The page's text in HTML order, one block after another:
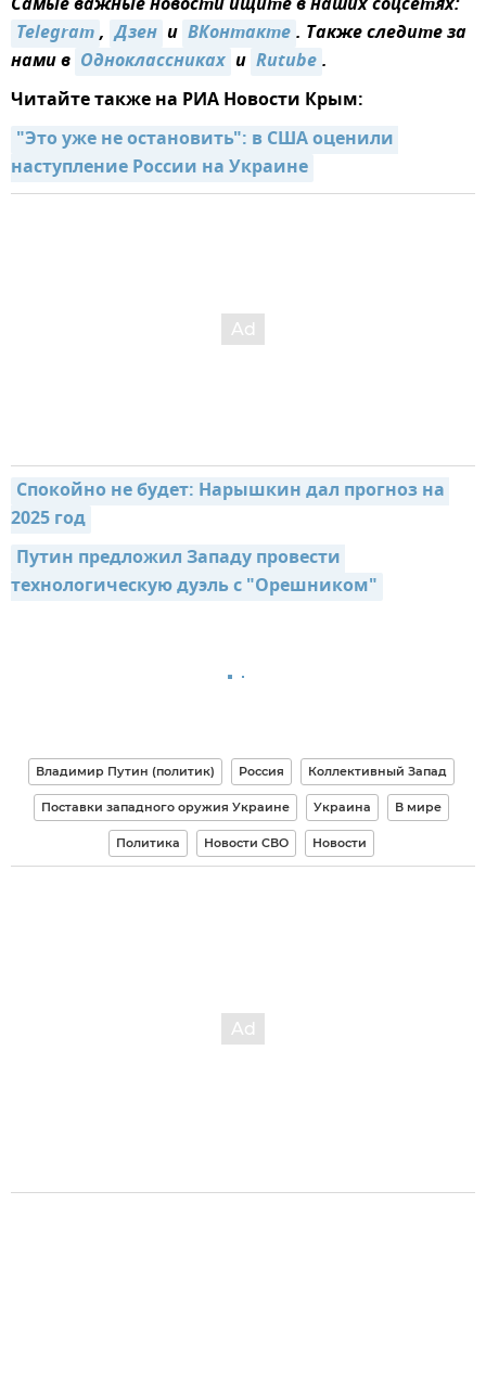
Telegram, Дзен и ВКонтакте. Также следите за
нами в Одноклассниках и Rutube.
Читайте также на РИА Новости Крым:
"Это уже не остановить": в США оценили
наступление России на Украине
Спокойно не будет: Нарышкин дал прогноз на
2025 год
Путин предложил Западу провести
технологическую дуэль с "Орешником"
Владимир Путин (политик) Россия Коллективный Запад
Поставки западного оружия Украине Украина В мире
Политика Новости СВО Новости